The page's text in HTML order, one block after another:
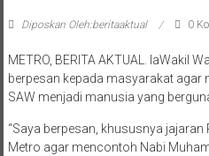
Diposkan Oleh:beritaaktual 0
METRO, BERITA AKTUAL. IaWakil
berpesan kepada masyarakat
SAW menjadi manusia yang
“Saya berpesan, khususnya
Metro agar mencontoh Nabi